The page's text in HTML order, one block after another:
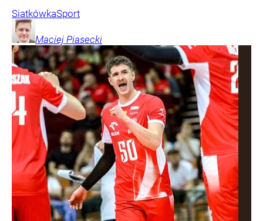
SiatkówkaSport
Maciej Piasecki